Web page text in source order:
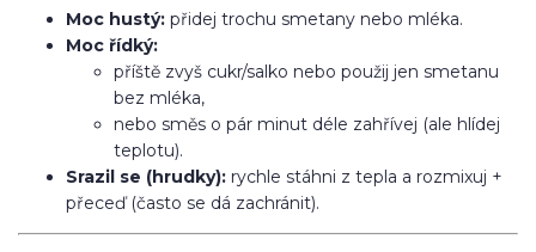
Moc hustý: přidej trochu smetany nebo mléka.
Moc řídký:
příště zvyš cukr/salko nebo použij jen smetanu
bez mléka,
nebo směs o pár minut déle zahřívej (ale hlídej
teplotu).
Srazil se (hrudky): rychle stáhni z tepla a rozmixuj +
přeceď (často se dá zachránit).